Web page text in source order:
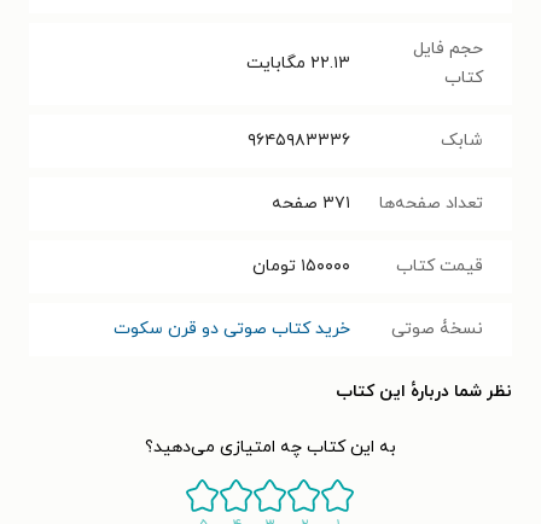
حجم فایل
کتاب
۲۲.۱۳ مگابایت
شابک ۹۶۴۵۹۸۳۳۳۶
تعداد صفحه‌ها ۳۷۱ صفحه
قیمت کتاب ۱۵۰۰۰۰ تومان
نسخۀ صوتی خرید کتاب صوتی دو قرن سکوت
نظر شما دربارهٔ این کتاب
به این کتاب چه امتیازی می‌دهید؟